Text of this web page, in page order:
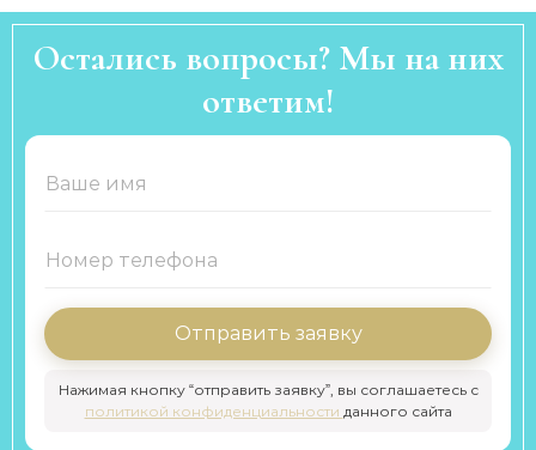
Остались вопросы? Мы на них
ответим!
Отправить заявку
Нажимая кнопку “отправить заявку”, вы соглашаетесь с
политикой конфиденциальности данного сайта